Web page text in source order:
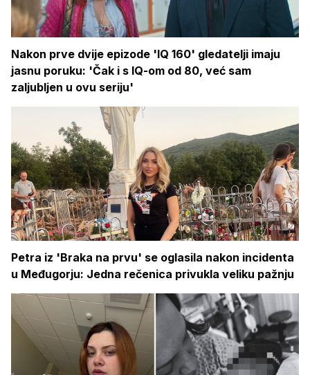
Nakon prve dvije epizode 'IQ 160' gledatelji imaju
jasnu poruku: 'Čak i s IQ-om od 80, već sam
zaljubljen u ovu seriju'
Petra iz 'Braka na prvu' se oglasila nakon incidenta
u Međugorju: Jedna rečenica privukla veliku pažnju